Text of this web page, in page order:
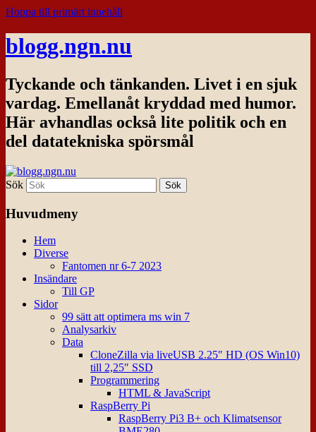
Hoppa till primärt innehåll
blogg.ngn.nu
Tyckande och tänkanden. Livet i en sjuk
vardag. Emellanåt kryddad med humor.
Här avhandlas också lite politik och en
del datatekniska spörsmål
Sök
Huvudmeny
Hem
Diverse
Fantomen nr 6-7 2023
Insändare
Till GP
Sidor
99 sätt att optimera ms win 7
Analysarkiv
Data
CloneZilla via liveUSB 2.25″ HD (OS Win10)
till 2,25″ SSD
Programmering
HTML & JavaScript
RaspBerry Pi
RaspBerry Pi3 B+ och Klimatsensor